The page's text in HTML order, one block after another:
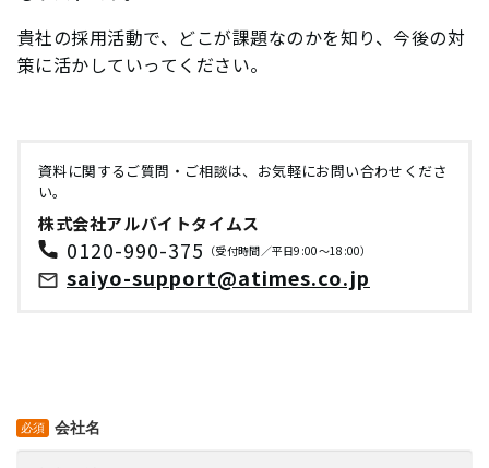
貴社の採用活動で、どこが課題なのかを知り、今後の対
策に活かしていってください。
資料に関するご質問・ご相談は、お気軽にお問い合わせくださ
い。
株式会社アルバイトタイムス
0120-990-375 （受付時間／平日9:00～18:00）
saiyo-support@atimes.co.jp